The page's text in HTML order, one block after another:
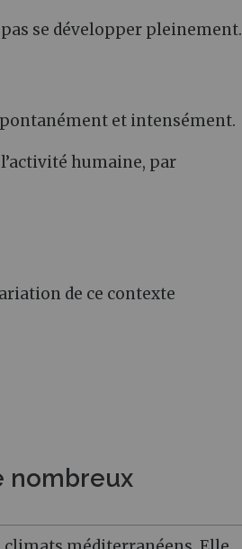
se développer pleinement.
et intensément.
humaine, par
de ce contexte
nombreux